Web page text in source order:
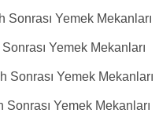
Sonrası Yemek Mekanları
Yemek Mekanları
Sonrası Yemek Mekanları
Sonrası Yemek Mekanları